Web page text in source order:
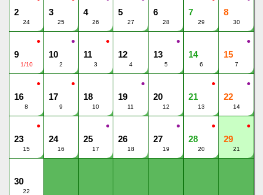
2
24
3
25
4
26
5
27
6
28
7
29
8
30
●
9
1/10
●
10
2
●
11
3
12
4
●
13
5
14
6
●
15
7
●
16
8
●
17
9
18
10
●
19
11
20
12
●
21
13
●
22
14
●
23
15
24
16
●
25
17
26
18
●
27
19
●
28
20
●
29
21
30
22